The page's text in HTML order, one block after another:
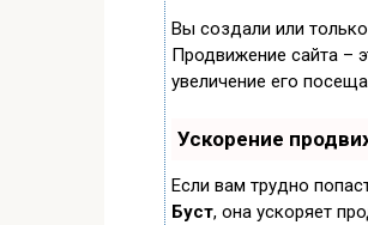
Вы создали или только
Продвижение сайта –
увеличение его
Ускорение
Если вам трудно
Буст, она ускоряет